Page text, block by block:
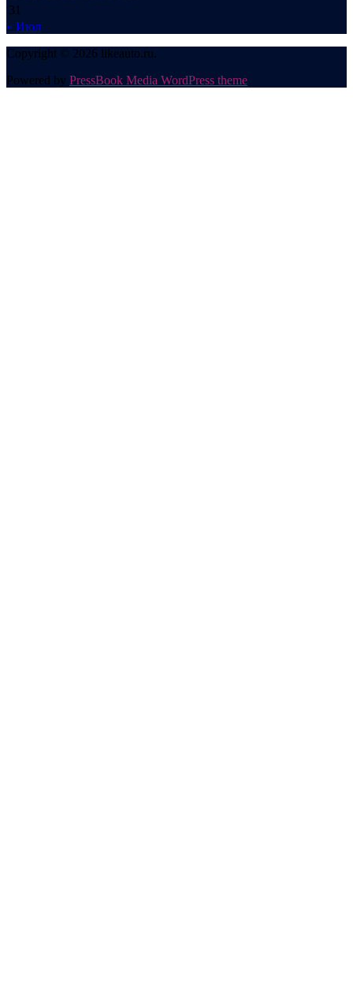
31
« Июл
Copyright © 2026 likeauto.ru.
Powered by PressBook Media WordPress theme